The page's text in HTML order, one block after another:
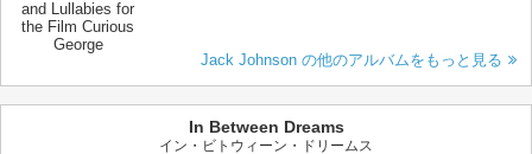
and Lullabies for
the Film Curious
George
Jack Johnson の他のアルバムをもっと見る
In Between Dreams
イン・ビトウィーン・ドリームス